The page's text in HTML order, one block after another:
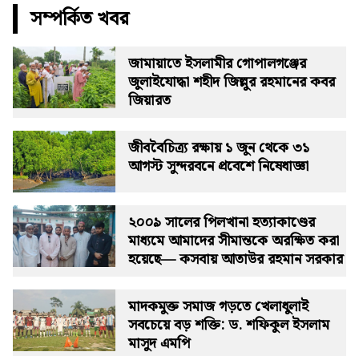
সম্পর্কিত খবর
জামায়াতে ইসলামীর গোপালগঞ্জের
জুলাইযোদ্ধা শহীদ জিল্লুর রহমানের কবর
জিয়ারত
জীববৈচিত্র্য রক্ষায় ১ জুন থেকে ৩১
আগস্ট সুন্দরবনে প্রবেশে নিষেধাজ্ঞা
২০০৯ সালের পিলখানা হত্যাকাণ্ডের
মাধ্যমে আমাদের সীমান্তকে অরক্ষিত করা
হয়েছে— কসবায় আতাউর রহমান সরকার
মাদকমুক্ত সমাজ গড়তে খেলাধুলাই
সবচেয়ে বড় শক্তি: ড. শফিকুল ইসলাম
মাসুদ এমপি